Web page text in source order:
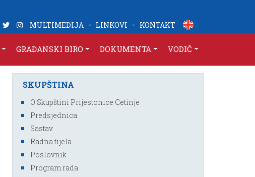
MULTIMEDIJA - LINKOVI - KONTAKT
GRAĐANSKI BIRO DOKUMENTA VODIČ
SKUPŠTINA
O Skupštini Prijestonice Cetinje
Predsjednica
Sastav
Radna tijela
Poslovnik
Program rada